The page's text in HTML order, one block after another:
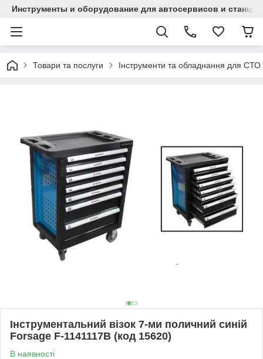
Инструменты и оборудование для автосервисов и
Товари та послуги Інструменти та обладнання для СТО
Інструментальний візок 7-ми поличний синій
Forsage F-1141117B (код 15620)
В наявності